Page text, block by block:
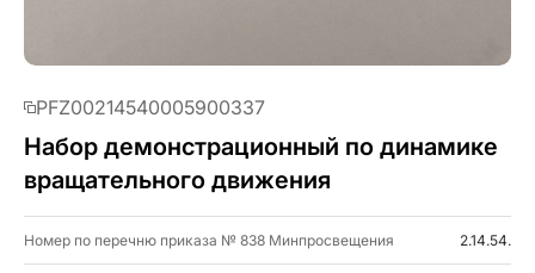
PFZ00214540005900337
Набор демонстрационный по динамике
вращательного движения
Номер по перечню приказа № 838 Минпросвещения 2.14.54.